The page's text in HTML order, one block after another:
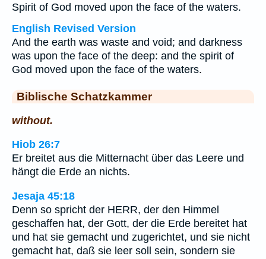
Spirit of God moved upon the face of the waters.
English Revised Version
And the earth was waste and void; and darkness
was upon the face of the deep: and the spirit of
God moved upon the face of the waters.
Biblische Schatzkammer
without.
Hiob 26:7
Er breitet aus die Mitternacht über das Leere und
hängt die Erde an nichts.
Jesaja 45:18
Denn so spricht der HERR, der den Himmel
geschaffen hat, der Gott, der die Erde bereitet hat
und hat sie gemacht und zugerichtet, und sie nicht
gemacht hat, daß sie leer soll sein, sondern sie